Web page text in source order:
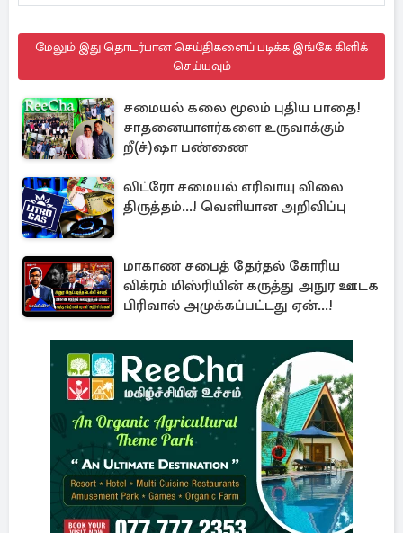
மேலும் இது தொடர்பான செய்திகளைப் படிக்க இங்கே கிளிக்
செய்யவும்
சமையல் கலை மூலம் புதிய பாதை!
சாதனையாளர்களை உருவாக்கும்
றீ(ச்)ஷா பண்ணை
லிட்ரோ சமையல் எரிவாயு விலை
திருத்தம்...! வெளியான அறிவிப்பு
மாகாண சபைத் தேர்தல் கோரிய
விக்ரம் மிஸ்ரியின் கருத்து அநுர ஊடக
பிரிவால் அமுக்கப்பட்டது ஏன்...!